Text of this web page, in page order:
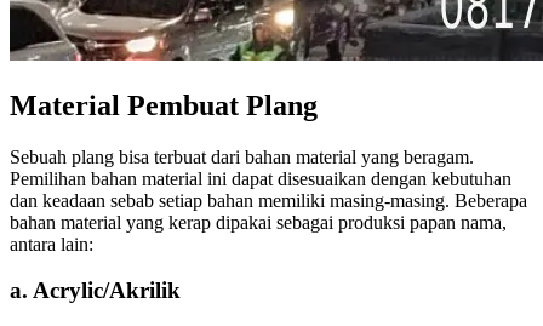
Material Pembuat Plang
Sebuah plang bisa terbuat dari bahan material yang beragam.
Pemilihan bahan material ini dapat disesuaikan dengan kebutuhan
dan keadaan sebab setiap bahan memiliki masing-masing. Beberapa
bahan material yang kerap dipakai sebagai produksi papan nama,
antara lain:
a. Acrylic/Akrilik